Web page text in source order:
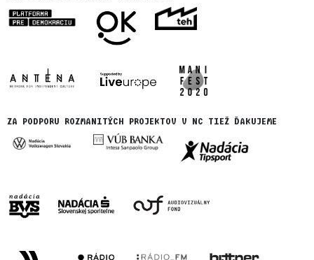
ZA PODPORU ROZMANITÝCH PROJEKTOV V NC TIEŽ ĎAKUJEME